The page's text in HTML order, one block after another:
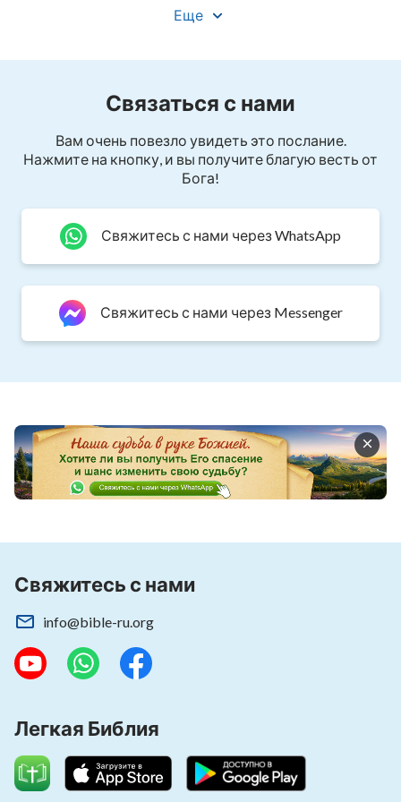
Любящие Бога будут вечно
жить в Его свете
Еще
Связаться с нами
Вам очень повезло увидеть это послание.
Нажмите на кнопку, и вы получите благую весть от
Бога!
Свяжитесь с нами через WhatsApp
Свяжитесь с нами через Messenger
Свяжитесь с нами
info@bible-ru.org
Легкая Библия